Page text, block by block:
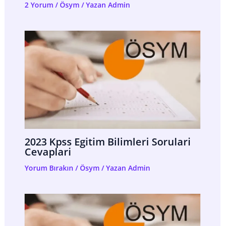
2 Yorum /Ösym/ Yazan Admin
2023 Kpss Egitim Bilimleri Sorulari
Cevaplari
Yorum Bırakın /Ösym/ Yazan Admin